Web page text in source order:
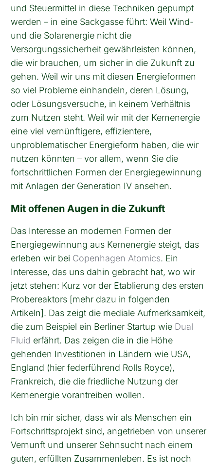
und Steuermittel in diese Techniken gepumpt
werden – in eine Sackgasse führt: Weil Wind-
und die Solarenergie nicht die
Versorgungssicherheit gewährleisten können,
die wir brauchen, um sicher in die Zukunft zu
gehen. Weil wir uns mit diesen Energieformen
so viel Probleme einhandeln, deren Lösung,
oder Lösungsversuche, in keinem Verhältnis
zum Nutzen steht. Weil wir mit der Kernenergie
eine viel vernünftigere, effizientere,
unproblematischer Energieform haben, die wir
nutzen könnten – vor allem, wenn Sie die
fortschrittlichen Formen der Energiegewinnung
mit Anlagen der Generation IV ansehen.
Mit offenen Augen in die Zukunft
Das Interesse an modernen Formen der
Energiegewinnung aus Kernenergie steigt, das
erleben wir bei Copenhagen Atomics. Ein
Interesse, das uns dahin gebracht hat, wo wir
jetzt stehen: Kurz vor der Etablierung des ersten
Probereaktors [mehr dazu in folgenden
Artikeln]. Das zeigt die mediale Aufmerksamkeit,
die zum Beispiel ein Berliner Startup wie Dual
Fluid erfährt. Das zeigen die in die Höhe
gehenden Investitionen in Ländern wie USA,
England (hier federführend Rolls Royce),
Frankreich, die die friedliche Nutzung der
Kernenergie vorantreiben wollen.
Ich bin mir sicher, dass wir als Menschen ein
Fortschrittsprojekt sind, angetrieben von unserer
Vernunft und unserer Sehnsucht nach einem
guten, erfüllten Zusammenleben. Es ist noch